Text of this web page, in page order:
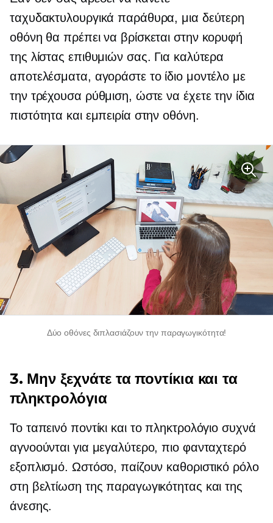
ταχυδακτυλουργικά παράθυρα, μια δεύτερη
οθόνη θα πρέπει να βρίσκεται στην κορυφή
της λίστας επιθυμιών σας. Για καλύτερα
αποτελέσματα, αγοράστε το ίδιο μοντέλο με
την τρέχουσα ρύθμιση, ώστε να έχετε την ίδια
πιστότητα και εμπειρία στην οθόνη.
Δύο οθόνες διπλασιάζουν την παραγωγικότητα!
3. Μην ξεχνάτε τα ποντίκια και τα
πληκτρολόγια
Το ταπεινό ποντίκι και το πληκτρολόγιο συχνά
αγνοούνται για μεγαλύτερο, πιο φανταχτερό
εξοπλισμό. Ωστόσο, παίζουν καθοριστικό ρόλο
στη βελτίωση της παραγωγικότητας και της
άνεσης.